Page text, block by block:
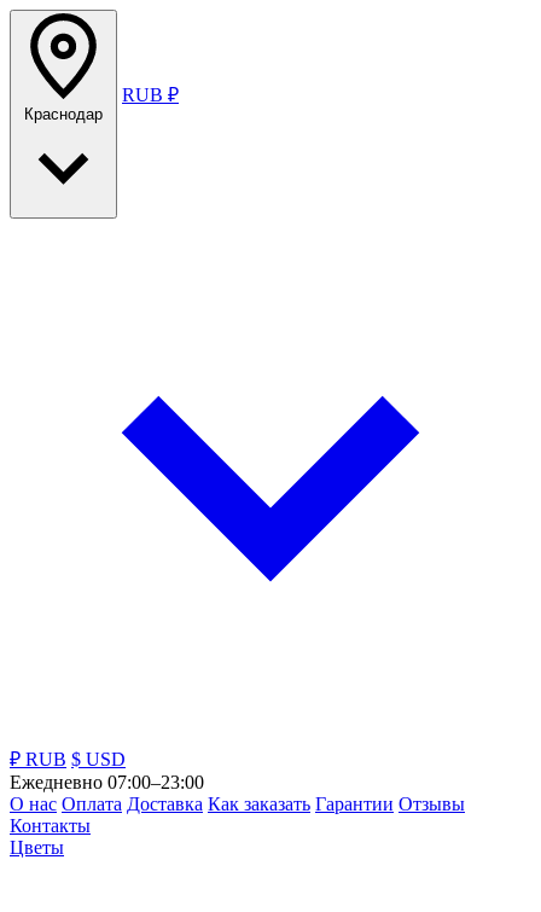
Краснодар
RUB ₽
₽ RUB $ USD
Ежедневно 07:00–23:00
О нас Оплата Доставка Как заказать Гарантии Отзывы
Контакты
Цветы